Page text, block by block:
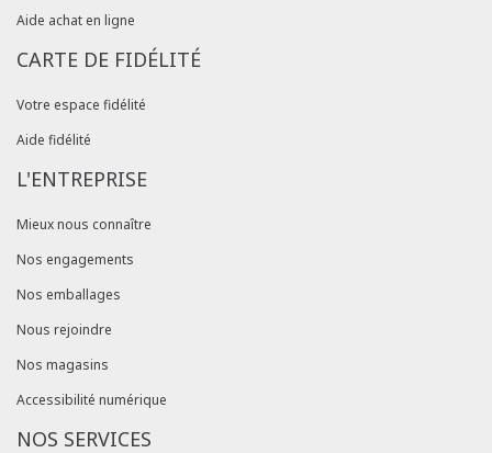
Aide achat en ligne
CARTE DE FIDÉLITÉ
Votre espace fidélité
Aide fidélité
L'ENTREPRISE
Mieux nous connaître
Nos engagements
Nos emballages
Nous rejoindre
Nos magasins
Accessibilité numérique
NOS SERVICES